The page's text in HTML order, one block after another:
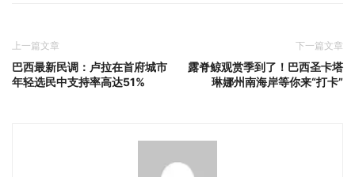
上一篇文章
巴西最新民调：卢拉在首府城市
年轻选民中支持率高达51%
下一篇文章
露脊鲸观赏季到了！巴西圣卡塔
琳娜州南海岸等你来“打卡”